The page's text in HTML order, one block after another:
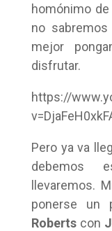
homónimo de
no
mejor
disfrutar.
https://
Pero ya va
debemos
llevaremos.
ponerse un
Robertscon